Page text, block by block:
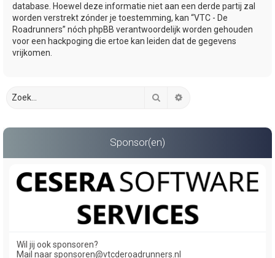
database. Hoewel deze informatie niet aan een derde partij zal
worden verstrekt zónder je toestemming, kan “VTC - De
Roadrunners” nóch phpBB verantwoordelijk worden gehouden
voor een hackpoging die ertoe kan leiden dat de gegevens
vrijkomen.
Zoek
Sponsor(en)
Wil jij ook sponsoren?
Mail naar sponsoren@vtcderoadrunners.nl